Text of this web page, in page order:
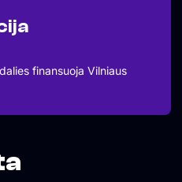
finansuoja Vilniaus